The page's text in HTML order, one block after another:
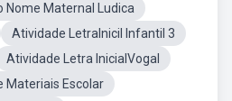
Nome Maternal Ludica
Atividade LetraInicil Infantil 3
Atividade Letra InicialVogal
Materiais Escolar